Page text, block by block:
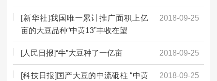
[新华社]我国唯一累计推广面积上亿
亩的大豆品种“中黄13”丰收在望
2018-09-25
[人民日报]“牛”大豆种了一亿亩 2018-09-25
[科技日报]国产大豆的中流砥柱 “中黄
2018-09-25